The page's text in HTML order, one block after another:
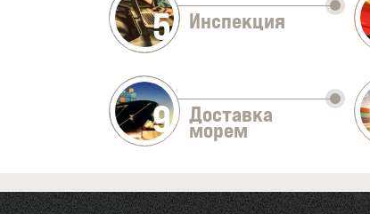
5 Инспекция
9 Доставка
морем